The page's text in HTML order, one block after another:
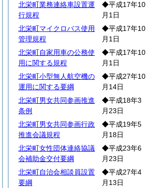
北栄町業務連絡車設置運
行規程
◆平成17年10
月1日
北栄町マイクロバス使用
管理規程
◆平成17年10
月1日
北栄町自家用車の公務使
用に関する規程
◆平成17年10
月1日
北栄町小型無人航空機の
運用に関する要綱
◆平成27年10
月14日
北栄町男女共同参画推進
条例
◆平成18年3
月23日
北栄町男女共同参画行政
推進会議規程
◆平成19年5
月18日
北栄町女性団体連絡協議
会補助金交付要綱
◆平成23年6
月23日
北栄町自治会相談員設置
要綱
◆平成27年4
月13日